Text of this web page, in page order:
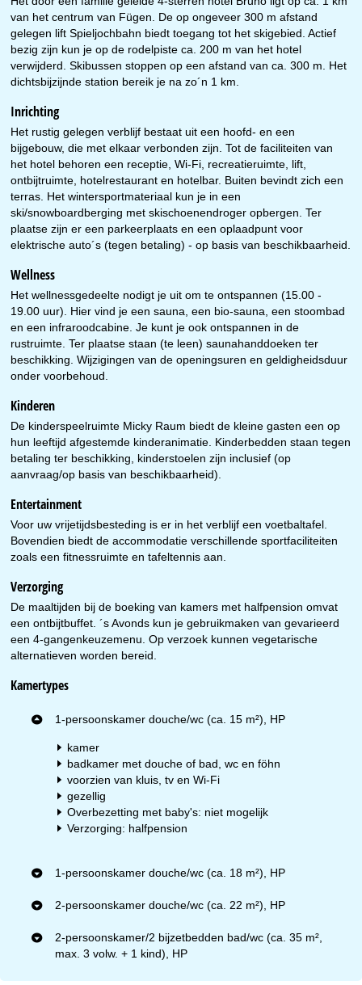
van het centrum van Fügen. De op ongeveer 300 m afstand
gelegen lift Spieljochbahn biedt toegang tot het skigebied. Actief
bezig zijn kun je op de rodelpiste ca. 200 m van het hotel
verwijderd. Skibussen stoppen op een afstand van ca. 300 m. Het
dichtsbijzijnde station bereik je na zo´n 1 km.
Inrichting
Het rustig gelegen verblijf bestaat uit een hoofd- en een
bijgebouw, die met elkaar verbonden zijn. Tot de faciliteiten van
het hotel behoren een receptie, Wi-Fi, recreatieruimte, lift,
ontbijtruimte, hotelrestaurant en hotelbar. Buiten bevindt zich een
terras. Het wintersportmateriaal kun je in een
ski/snowboardberging met skischoenendroger opbergen. Ter
plaatse zijn er een parkeerplaats en een oplaadpunt voor
elektrische auto´s (tegen betaling) - op basis van beschikbaarheid.
Wellness
Het wellnessgedeelte nodigt je uit om te ontspannen (15.00 -
19.00 uur). Hier vind je een sauna, een bio-sauna, een stoombad
en een infraroodcabine. Je kunt je ook ontspannen in de
rustruimte. Ter plaatse staan (te leen) saunahanddoeken ter
beschikking. Wijzigingen van de openingsuren en geldigheidsduur
onder voorbehoud.
Kinderen
De kinderspeelruimte Micky Raum biedt de kleine gasten een op
hun leeftijd afgestemde kinderanimatie. Kinderbedden staan tegen
betaling ter beschikking, kinderstoelen zijn inclusief (op
aanvraag/op basis van beschikbaarheid).
Entertainment
Voor uw vrijetijdsbesteding is er in het verblijf een voetbaltafel.
Bovendien biedt de accommodatie verschillende sportfaciliteiten
zoals een fitnessruimte en tafeltennis aan.
Verzorging
De maaltijden bij de boeking van kamers met halfpension omvat
een ontbijtbuffet. ´s Avonds kun je gebruikmaken van gevarieerd
een 4-gangenkeuzemenu. Op verzoek kunnen vegetarische
alternatieven worden bereid.
Kamertypes
1-persoonskamer douche/wc (ca. 15 m²), HP
kamer
badkamer met douche of bad, wc en föhn
voorzien van kluis, tv en Wi-Fi
gezellig
Overbezetting met baby's: niet mogelijk
Verzorging: halfpension
1-persoonskamer douche/wc (ca. 18 m²), HP
2-persoonskamer douche/wc (ca. 22 m²), HP
2-persoonskamer/2 bijzetbedden bad/wc (ca. 35 m²,
max. 3 volw. + 1 kind), HP